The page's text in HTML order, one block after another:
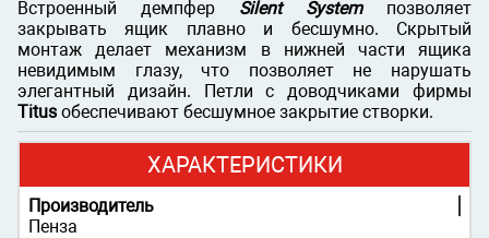
Встроенный демпфер Silent Systemпозволяет
закрывать ящик плавно и бесшумно. Скрытый
монтаж делает механизм в нижней части ящика
невидимым глазу, что позволяет не нарушать
элегантный дизайн. Петли с доводчиками фирмы
Titus обеспечивают бесшумное закрытие створки.
ХАРАКТЕРИСТИКИ
Производитель
Пенза